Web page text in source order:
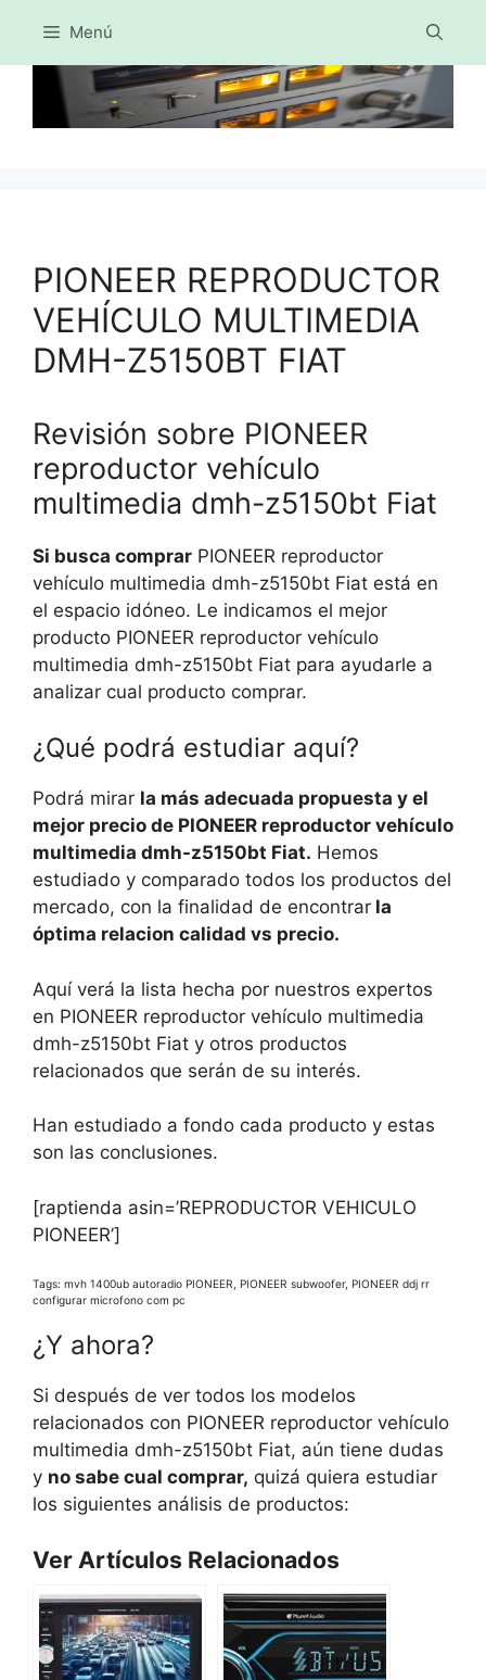
Saltar
al
contenido
Menú
PIONEER REPRODUCTOR
VEHÍCULO MULTIMEDIA
DMH-Z5150BT FIAT
Revisión sobre PIONEER
reproductor vehículo
multimedia dmh-z5150bt Fiat
Si busca comprar PIONEER reproductor
vehículo multimedia dmh-z5150bt Fiat está en
el espacio idóneo. Le indicamos el mejor
producto PIONEER reproductor vehículo
multimedia dmh-z5150bt Fiat para ayudarle a
analizar cual producto comprar.
¿Qué podrá estudiar aquí?
Podrá mirar la más adecuada propuesta y el
mejor precio de PIONEER reproductor vehículo
multimedia dmh-z5150bt Fiat. Hemos
estudiado y comparado todos los productos del
mercado, con la finalidad de encontrar la
óptima relacion calidad vs precio.
Aquí verá la lista hecha por nuestros expertos
en PIONEER reproductor vehículo multimedia
dmh-z5150bt Fiat y otros productos
relacionados que serán de su interés.
Han estudiado a fondo cada producto y estas
son las conclusiones.
[raptienda asin=’REPRODUCTOR VEHICULO
PIONEER’]
Tags: mvh 1400ub autoradio PIONEER, PIONEER subwoofer, PIONEER ddj rr
configurar microfono com pc
¿Y ahora?
Si después de ver todos los modelos
relacionados con PIONEER reproductor vehículo
multimedia dmh-z5150bt Fiat, aún tiene dudas
y no sabe cual comprar, quizá quiera estudiar
los siguientes análisis de productos:
Ver Artículos Relacionados